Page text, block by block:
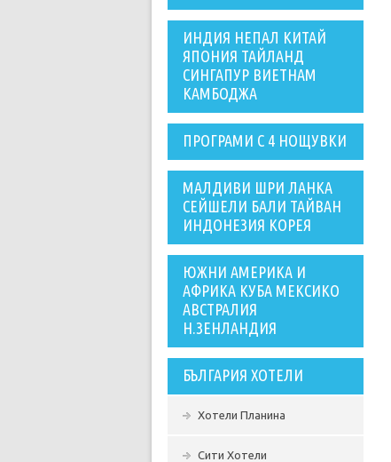
ИНДИЯ НЕПАЛ КИТАЙ
ЯПОНИЯ ТАЙЛАНД
СИНГАПУР ВИЕТНАМ
КАМБОДЖА
ПРОГРАМИ С 4 НОЩУВКИ
МАЛДИВИ ШРИ ЛАНКА
СЕЙШЕЛИ БАЛИ ТАЙВАН
ИНДОНЕЗИЯ КОРЕЯ
ЮЖНИ АМЕРИКА И
АФРИКА КУБА МЕКСИКО
АВСТРАЛИЯ
Н.ЗЕНЛАНДИЯ
БЪЛГАРИЯ ХОТЕЛИ
Хотели Планина
Сити Хотели